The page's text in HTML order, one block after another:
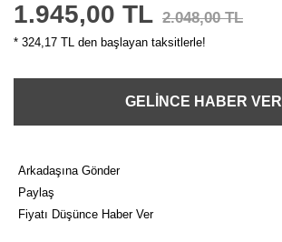
1.945,00 TL 2.048,00 TL
* 324,17 TL den başlayan taksitlerle!
GELİNCE HABER VER
Arkadaşına Gönder
Paylaş
Fiyatı Düşünce Haber Ver